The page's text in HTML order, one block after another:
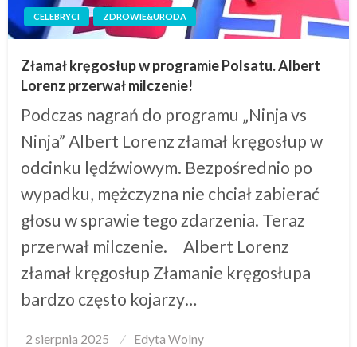
CELEBRYCI ZDROWIE&URODA
Złamał kręgosłup w programie Polsatu. Albert
Lorenz przerwał milczenie!
Podczas nagrań do programu „Ninja vs
Ninja” Albert Lorenz złamał kręgosłup w
odcinku lędźwiowym. Bezpośrednio po
wypadku, mężczyzna nie chciał zabierać
głosu w sprawie tego zdarzenia. Teraz
przerwał milczenie. Albert Lorenz
złamał kręgosłup Złamanie kręgosłupa
bardzo często kojarzy…
Posted
2 sierpnia 2025 Edyta Wolny